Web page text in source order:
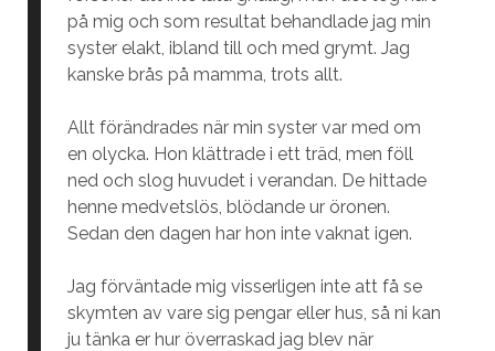
på mig och som resultat behandlade jag min
syster elakt, ibland till och med grymt. Jag
kanske brås på mamma, trots allt.
Allt förändrades när min syster var med om
en olycka. Hon klättrade i ett träd, men föll
ned och slog huvudet i verandan. De hittade
henne medvetslös, blödande ur öronen.
Sedan den dagen har hon inte vaknat igen.
Jag förväntade mig visserligen inte att få se
skymten av vare sig pengar eller hus, så ni kan
ju tänka er hur överraskad jag blev när